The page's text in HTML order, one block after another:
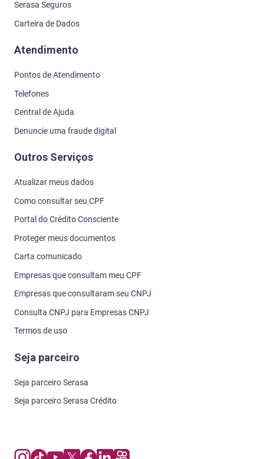
Serasa Seguros
Carteira de Dados
Atendimento
Pontos de Atendimento
Telefones
Central de Ajuda
Denuncie uma fraude digital
Outros Serviços
Atualizar meus dados
Como consultar seu CPF
Portal do Crédito Consciente
Proteger meus documentos
Carta comunicado
Empresas que consultam meu CPF
Empresas que consultaram seu CNPJ
Consulta CNPJ para Empresas CNPJ
Termos de uso
Seja parceiro
Seja parceiro Serasa
Seja parceiro Serasa Crédito